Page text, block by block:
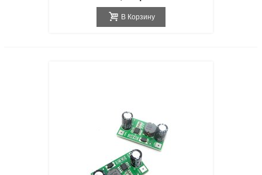
В Корзину